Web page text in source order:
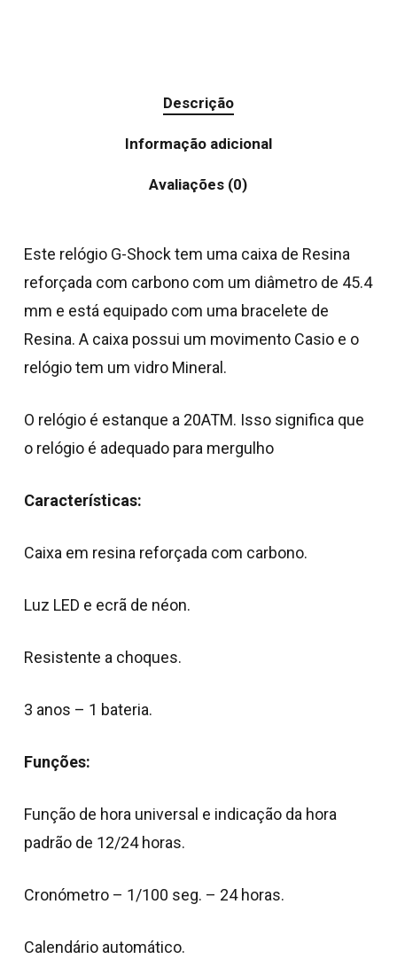
Descrição
Informação adicional
Avaliações (0)
Este relógio G-Shock tem uma caixa de Resina
reforçada com carbono com um diâmetro de 45.4
mm e está equipado com uma bracelete de
Resina. A caixa possui um movimento Casio e o
relógio tem um vidro Mineral.
O relógio é estanque a 20ATM. Isso significa que
o relógio é adequado para mergulho
Características:
Caixa em resina reforçada com carbono.
Luz LED e ecrã de néon.
Resistente a choques.
3 anos – 1 bateria.
Funções:
Função de hora universal e indicação da hora
padrão de 12/24 horas.
Cronómetro – 1/100 seg. – 24 horas.
Calendário automático.